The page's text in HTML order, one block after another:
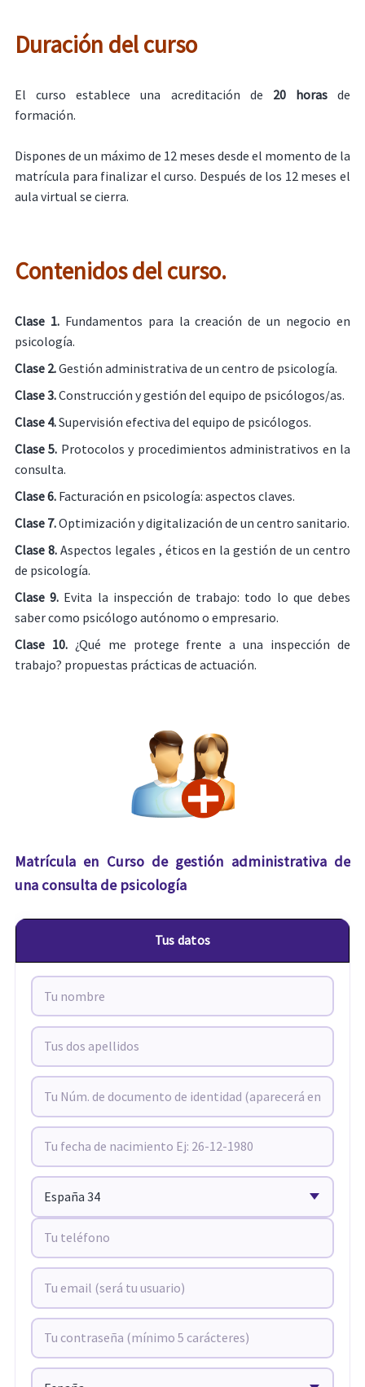
Duración del curso
El curso establece una acreditación de 20 horasde
formación.
Dispones de un máximo de 12 meses desde el momento de la
matrícula para finalizar el curso. Después de los 12 meses el
aula virtual se cierra.
Contenidos del curso.
Clase 1. Fundamentos para la creación de un negocio en
psicología.
Clase 2.Gestión administrativa de un centro de psicología.
Clase 3.Construcción y gestión del equipo de psicólogos/as.
Clase 4.Supervisión efectiva del equipo de psicólogos.
Clase 5. Protocolos y procedimientos administrativos en la
consulta.
Clase 6. Facturación en psicología: aspectos claves.
Clase 7.Optimización y digitalización de un centro sanitario.
Clase 8.Aspectos legales , éticos en la gestión de un centro
de psicología.
Clase 9. Evita la inspección de trabajo: todo lo que debes
saber como psicólogo autónomo o empresario.
Clase 10.¿Qué me protege frente a una inspección de
trabajo? propuestas prácticas de actuación.
Matrícula en Curso de gestión administrativa de
una consulta de psicología
Tus datos